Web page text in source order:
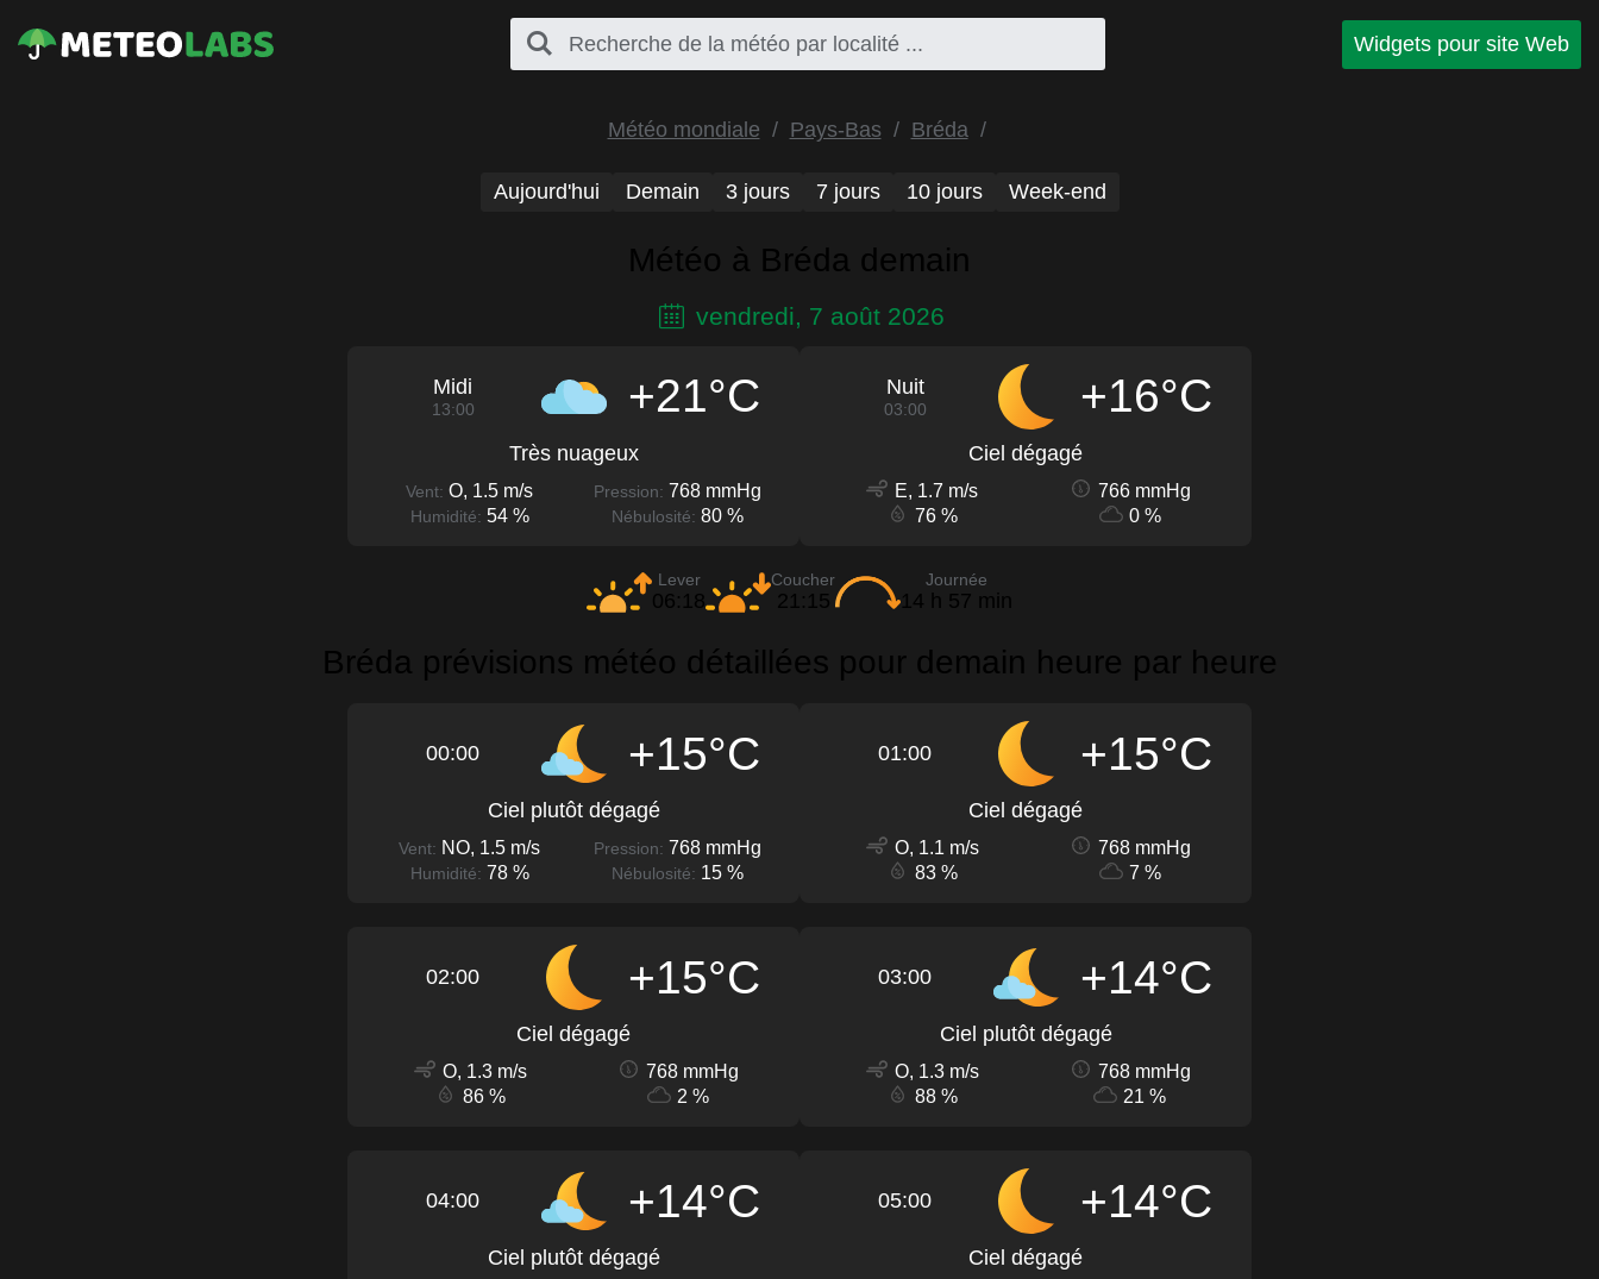
Widgets pour site Web
Météo mondiale Pays-Bas Bréda
Aujourd'hui Demain 3 jours 7 jours 10 jours Week-end
Météo à Bréda demain
vendredi, 7 août 2026
Midi
13:00 +21°C
Très nuageux
Vent: O, 1.5 m/s Pression: 768 mmHg
Humidité: 54 % Nébulosité: 80 %
Nuit
03:00 +16°C
Ciel dégagé
E, 1.7 m/s
766 mmHg
76 %
0 %
Lever
06:18
Coucher
21:15
Journée
14 h 57 min
Bréda prévisions météo détaillées pour demain heure par heure
00:00 +15°C
Ciel plutôt dégagé
Vent: NO, 1.5 m/s Pression: 768 mmHg
Humidité: 78 % Nébulosité: 15 %
01:00 +15°C
Ciel dégagé
O, 1.1 m/s
768 mmHg
83 %
7 %
02:00 +15°C
Ciel dégagé
O, 1.3 m/s
768 mmHg
86 %
2 %
03:00 +14°C
Ciel plutôt dégagé
O, 1.3 m/s
768 mmHg
88 %
21 %
04:00 +14°C
Ciel plutôt dégagé
05:00 +14°C
Ciel dégagé